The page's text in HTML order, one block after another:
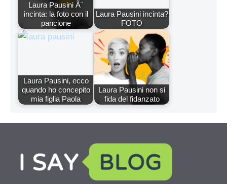
Laura Pausini Ã¨
incinta: la foto con il
pancione
Laura Pausini incinta?
FOTO
Laura Pausini, ecco
quando ho concepito
mia figlia Paola
Laura Pausini non si
fida del fidanzato